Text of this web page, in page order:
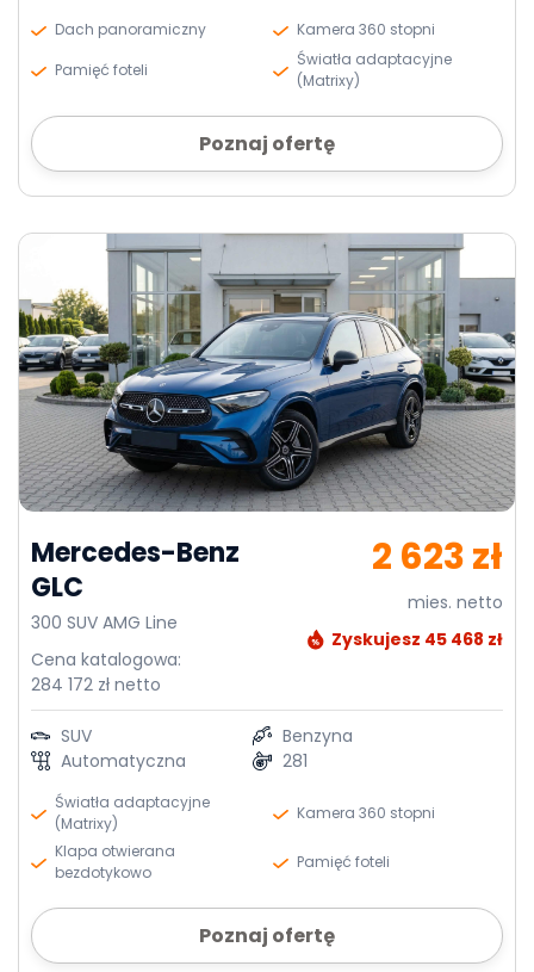
Dach panoramiczny
Kamera 360 stopni
Pamięć foteli
Światła adaptacyjne
(Matrixy)
Poznaj ofertę
Mercedes-Benz
GLC
300 SUV AMG Line
Cena katalogowa:
284 172 zł netto
2 623 zł
mies. netto
Zyskujesz 45 468 zł
SUV
Benzyna
Automatyczna
281
Światła adaptacyjne
(Matrixy)
Kamera 360 stopni
Klapa otwierana
bezdotykowo
Pamięć foteli
Poznaj ofertę